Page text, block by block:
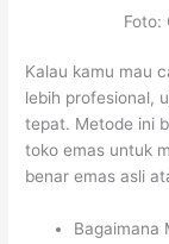
Foto:
Kalau kamu mau
lebih profesional,
tepat. Metode ini
toko emas untuk
benar emas asli
Bagaimana